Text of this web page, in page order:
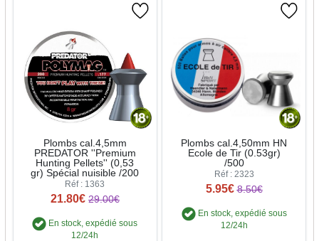
Plombs cal.4,5mm
PREDATOR ''Premium
Hunting Pellets'' (0,53
gr) Spécial nuisible /200
Réf : 1363
21.80€ 29.00€
En stock, expédié sous
12/24h
Plombs cal.4,50mm HN
Ecole de Tir (0.53gr)
/500
Réf : 2323
5.95€ 8.50€
En stock, expédié sous
12/24h